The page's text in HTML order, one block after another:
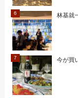
林基就
今が買